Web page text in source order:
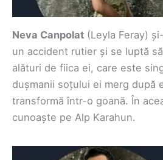
Neva Canpolat (Leyla Feray)
un accident rutier și se luptă
alături de fiica ei, care este
dușmanii soțului ei merg după
transformă într-o goană. În
cunoaște pe Alp Karahun.